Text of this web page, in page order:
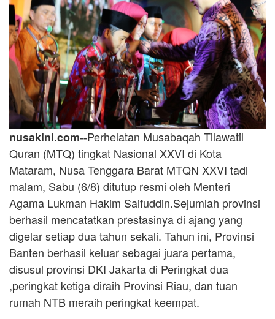
nusakini.com--Perhelatan Musabaqah Tilawatil
Quran (MTQ) tingkat Nasional XXVI di Kota
Mataram, Nusa Tenggara Barat MTQN XXVI tadi
malam, Sabu (6/8) ditutup resmi oleh Menteri
Agama Lukman Hakim Saifuddin.Sejumlah provinsi
berhasil mencatatkan prestasinya di ajang yang
digelar setiap dua tahun sekali. Tahun ini, Provinsi
Banten berhasil keluar sebagai juara pertama,
disusul provinsi DKI Jakarta di Peringkat dua
,peringkat ketiga diraih Provinsi Riau, dan tuan
rumah NTB meraih peringkat keempat.